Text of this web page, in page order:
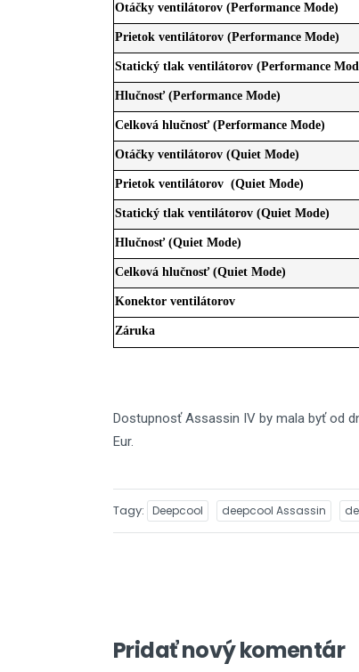
Otáčky ventilátorov (Performance Mode)
Prietok ventilátorov (Performance Mode)
Statický tlak ventilátorov (Performance
Hlučnosť (Performance Mode)
Celková hlučnosť (Performance Mode)
Otáčky ventilátorov (Quiet Mode)
Prietok ventilátorov (Quiet Mode)
Statický tlak ventilátorov (Quiet Mode)
Hlučnosť (Quiet Mode)
Celková hlučnosť (Quiet Mode)
Konektor ventilátorov
Záruka
Dostupnosť Assassin IV by mala byť od
Eur.
Tagy Deepcool deepcool Assassin
Pridať nový komentár